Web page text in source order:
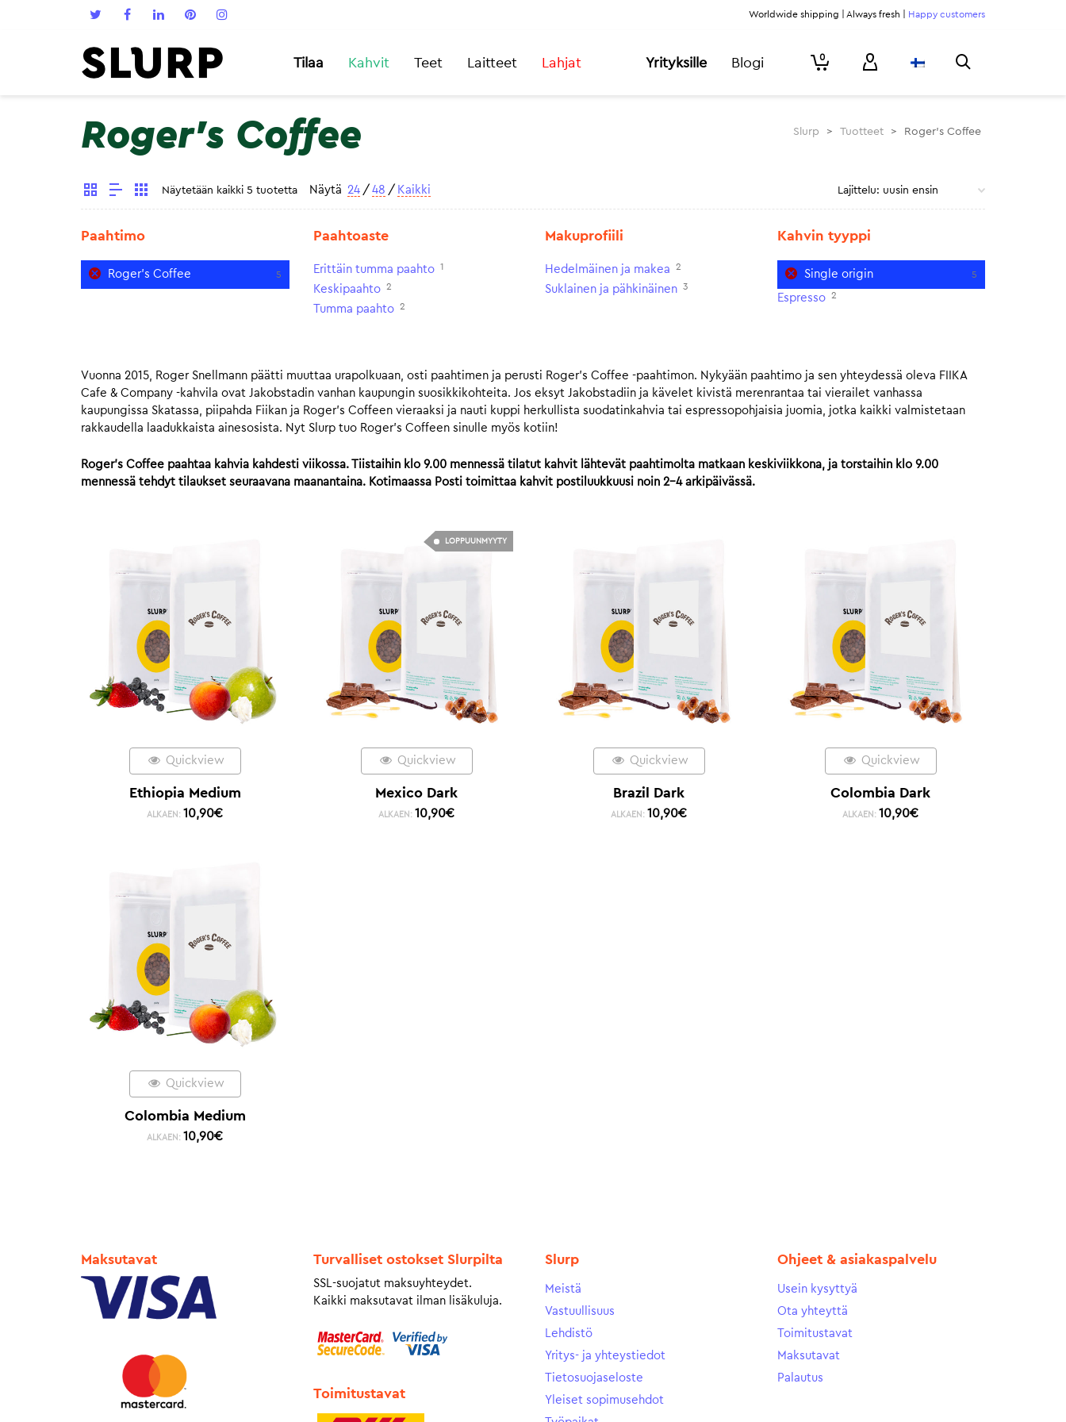
Worldwide shipping | Always fresh | Happy customers
Tilaa Kahvit Teet Laitteet Lahjat Yrityksille Blogi 0
Roger's Coffee Slurp > Tuotteet > Roger's Coffee
Näytetään kaikki 5 tuotetta Näytä 24 / 48 / Kaikki
Paahtimo
Roger's Coffee 5
Paahtoaste
Erittäin tumma paahto 1
Keskipaahto 2
Tumma paahto 2
Makuprofiili
Hedelmäinen ja makea 2
Suklainen ja pähkinäinen 3
Kahvin tyyppi
Single origin 5
Espresso 2
Vuonna 2015, Roger Snellmann päätti muuttaa urapolkuaan, osti paahtimen ja perusti Roger’s Coffee -paahtimon. Nykyään paahtimo ja sen yhteydessä oleva FIIKA
Cafe & Company -kahvila ovat Jakobstadin vanhan kaupungin suosikkikohteita. Jos eksyt Jakobstadiin ja kävelet kivistä merenrantaa tai vierailet vanhassa
kaupungissa Skatassa, piipahda Fiikan ja Roger’s Coffeen vieraaksi ja nauti kuppi herkullista suodatinkahvia tai espressopohjaisia juomia, jotka kaikki valmistetaan
rakkaudella laadukkaista ainesosista. Nyt Slurp tuo Roger’s Coffeen sinulle myös kotiin!
Roger’s Coffee paahtaa kahvia kahdesti viikossa. Tiistaihin klo 9.00 mennessä tilatut kahvit lähtevät paahtimolta matkaan keskiviikkona, ja torstaihin klo 9.00
mennessä tehdyt tilaukset seuraavana maanantaina. Kotimaassa Posti toimittaa kahvit postiluukkuusi noin 2-4 arkipäivässä.
Quickview
Ethiopia Medium
ALKAEN: 10,90€
LOPPUUNMYYTY
Quickview
Mexico Dark
ALKAEN: 10,90€
Quickview
Brazil Dark
ALKAEN: 10,90€
Quickview
Colombia Dark
ALKAEN: 10,90€
Quickview
Colombia Medium
ALKAEN: 10,90€
Maksutavat Turvalliset ostokset Slurpilta
SSL-suojatut maksuyhteydet.
Kaikki maksutavat ilman lisäkuluja.
Toimitustavat
Slurp
Meistä
Vastuullisuus
Lehdistö
Yritys- ja yhteystiedot
Tietosuojaseloste
Yleiset sopimusehdot
Ohjeet & asiakaspalvelu
Usein kysyttyä
Ota yhteyttä
Toimitustavat
Maksutavat
Palautus